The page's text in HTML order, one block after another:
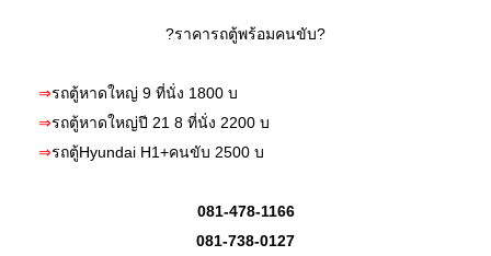
?ราคารถตู้พร้อมคนขับ?
⇒รถตู้หาดใหญ่ 9 ที่นั่ง 1800 บ
⇒รถตู้หาดใหญ่ปี 21 8 ที่นั่ง 2200 บ
⇒รถตู้Hyundai H1+คนขับ 2500 บ
081-478-1166
081-738-0127